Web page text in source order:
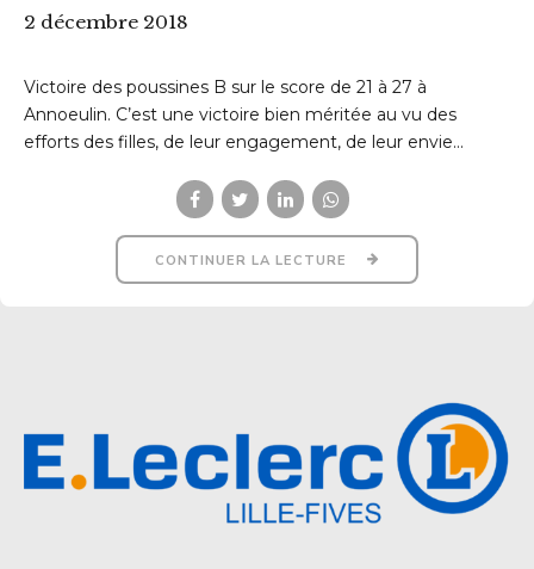
2 décembre 2018
Victoire des poussines B sur le score de 21 à 27 à
Annoeulin. C’est une victoire bien méritée au vu des
efforts des filles, de leur engagement, de leur envie...
CONTINUER LA LECTURE